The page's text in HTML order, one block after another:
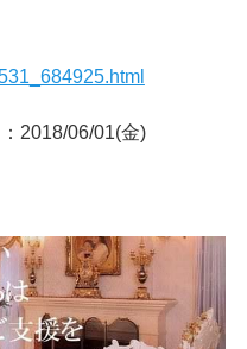
：2018/06/01(金)